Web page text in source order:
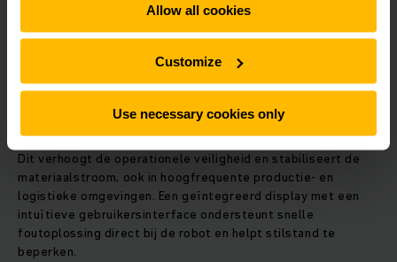
Allow all cookies
Customize
Use necessary cookies only
De EAC 212a is ontworpen voor gemengde inzet naast
medewerkers en manueel bediende trucks. Een 360°
veiligheidssensorsysteem bewaakt continu de omgeving van
de mobiele robot. Onverwachte obstakels in de rijrichting
worden al vanaf een hoogte van 70 millimeter gedetecteerd
en autonoom vermeden.
Dit verhoogt de operationele veiligheid en stabiliseert de
materiaalstroom, ook in hoogfrequente productie‑ en
logistieke omgevingen. Een geïntegreerd display met een
intuïtieve gebruikersinterface ondersteunt snelle
foutoplossing direct bij de robot en helpt stilstand te
beperken.